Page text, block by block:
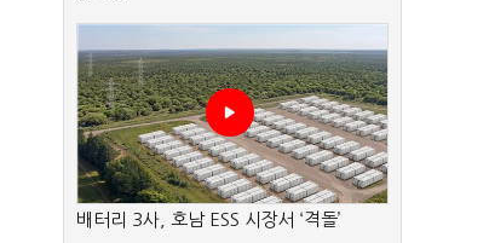
배터리 3사, 호남 ESS 시장서 ‘격돌’